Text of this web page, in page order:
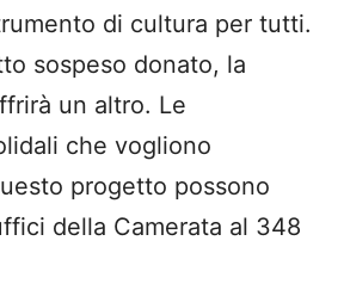
di cultura per tutti.
sospeso donato, la
un altro. Le
che vogliono
progetto possono
della Camerata al 348